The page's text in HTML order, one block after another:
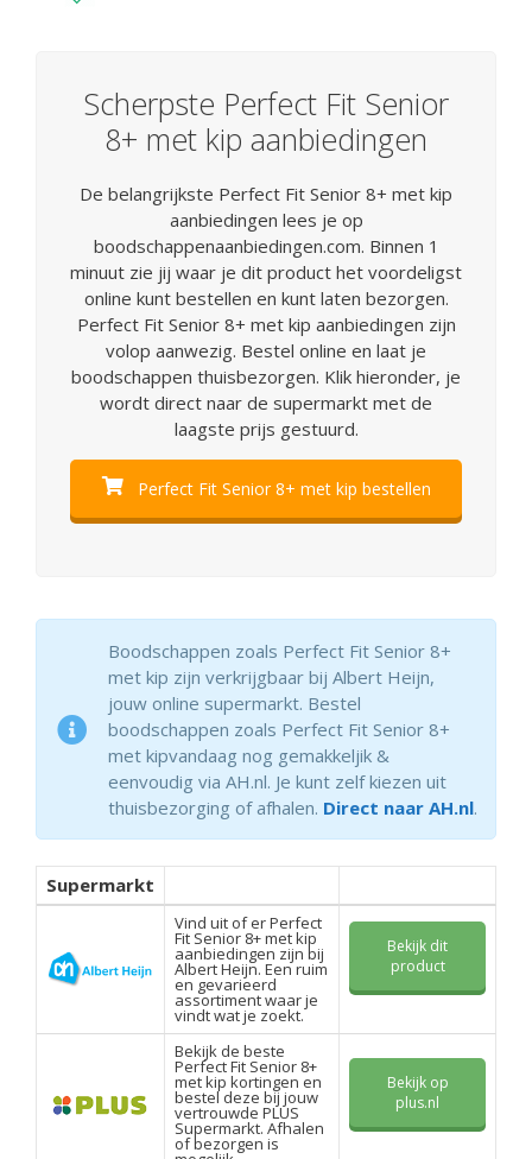
Scherpste Perfect Fit Senior
8+ met kip aanbiedingen
De belangrijkste Perfect Fit Senior 8+ met kip
aanbiedingen lees je op
boodschappenaanbiedingen.com. Binnen 1
minuut zie jij waar je dit product het voordeligst
online kunt bestellen en kunt laten bezorgen.
Perfect Fit Senior 8+ met kip aanbiedingen zijn
volop aanwezig. Bestel online en laat je
boodschappen thuisbezorgen. Klik hieronder, je
wordt direct naar de supermarkt met de
laagste prijs gestuurd.
Perfect Fit Senior 8+ met kip bestellen
Boodschappen zoals Perfect Fit Senior 8+
met kip zijn verkrijgbaar bij Albert Heijn,
jouw online supermarkt. Bestel
boodschappen zoals Perfect Fit Senior 8+
met kipvandaag nog gemakkeljik &
eenvoudig via AH.nl. Je kunt zelf kiezen uit
thuisbezorging of afhalen. Direct naar AH.nl.
Supermarkt
Vind uit of er Perfect
Fit Senior 8+ met kip
aanbiedingen zijn bij
Albert Heijn. Een ruim
en gevarieerd
assortiment waar je
vindt wat je zoekt.
Bekijk dit
product
Bekijk de beste
Perfect Fit Senior 8+
met kip kortingen en
bestel deze bij jouw
vertrouwde PLUS
Supermarkt. Afhalen
of bezorgen is
Bekijk op
plus.nl